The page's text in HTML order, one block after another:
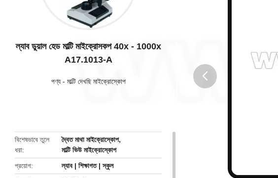
ল্যাব ডুয়াল হেড মাল্টি মাইক্রোসকপ 40x - 1000x
A17.1013-A
পণ্য- মাল্টি দেখছি মাইক্রোস্কোপ
বিশেষভাবে তুলে
ধরা
দ্বৈত মাথা মাইক্রোস্কোপ,
মাল্টি ভিউ মাইক্রোস্কোপ
প্রয়োগ
ল্যাব | শিক্ষাগত | স্কুল